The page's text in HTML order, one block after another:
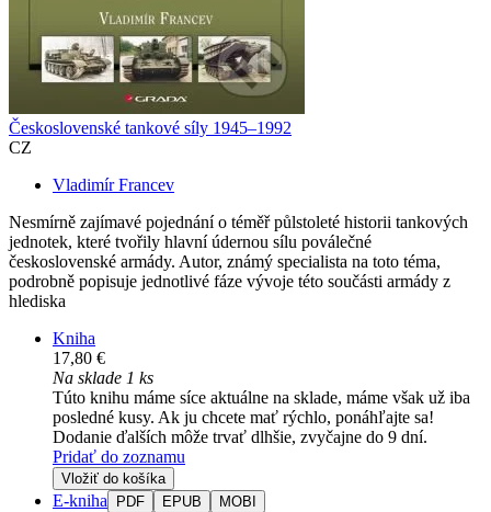
Československé tankové síly 1945–1992
CZ
Vladimír Francev
Nesmírně zajímavé pojednání o téměř půlstoleté historii tankových
jednotek, které tvořily hlavní údernou sílu poválečné
československé armády. Autor, známý specialista na toto téma,
podrobně popisuje jednotlivé fáze vývoje této součásti armády z
hlediska
Kniha
17,80 €
Na sklade 1 ks
Túto knihu máme síce aktuálne na sklade, máme však už iba
posledné kusy. Ak ju chcete mať rýchlo, ponáhľajte sa!
Dodanie ďalších môže trvať dlhšie, zvyčajne do 9 dní.
Pridať do zoznamu
Vložiť do košíka
E-kniha PDF EPUB MOBI